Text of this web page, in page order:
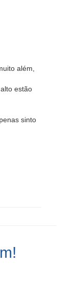
além,
estão
sinto